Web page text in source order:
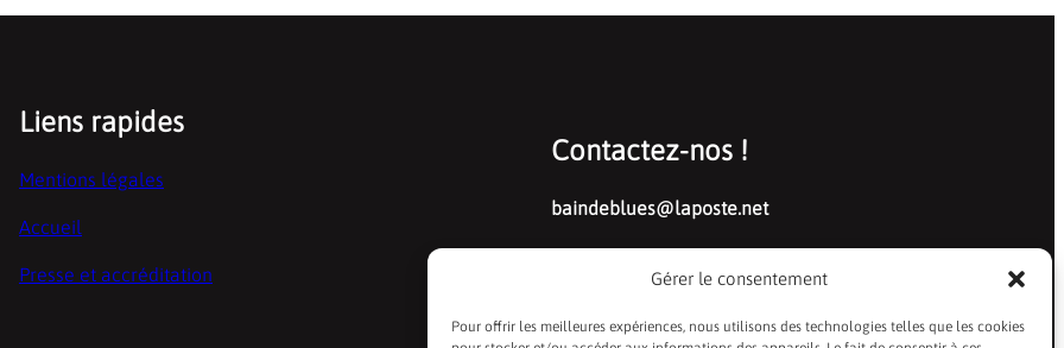
Gérer le consentement
Pour offrir les meilleures expériences, nous utilisons des technologies telles que les cookies
Liens rapides
Mentions légales
Accueil
Presse et accréditation
Contactez-nos !
baindeblues@laposte.net